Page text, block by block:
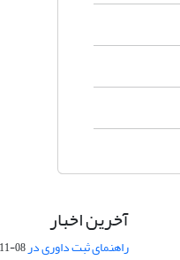
آخرین اخبار
راهنمای ثبت داوری در Publons08